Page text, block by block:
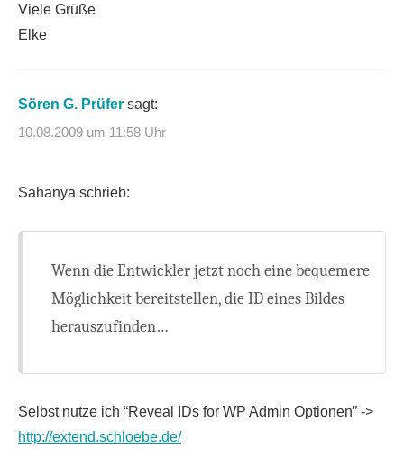
Viele Grüße
Elke
Sören G. Prüfer sagt:
10.08.2009 um 11:58 Uhr
Sahanya schrieb:
Wenn die Entwickler jetzt noch eine bequemere
Möglichkeit bereitstellen, die ID eines Bildes
herauszufinden…
Selbst nutze ich “Reveal IDs for WP Admin Optionen” ->
http://extend.schloebe.de/